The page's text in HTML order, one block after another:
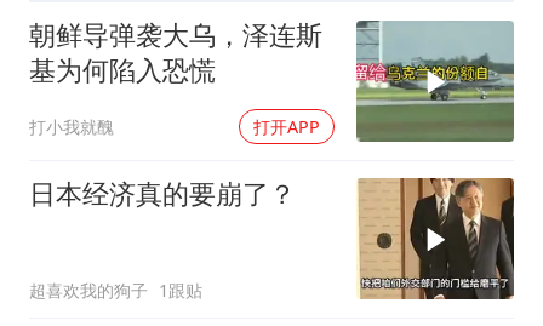
朝鲜导弹袭大乌，泽连斯
基为何陷入恐慌
打小我就醜 打开APP
日本经济真的要崩了？
超喜欢我的狗子 1跟贴